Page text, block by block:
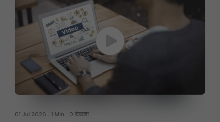
01 Jul 2026 1 Min 0 देखना